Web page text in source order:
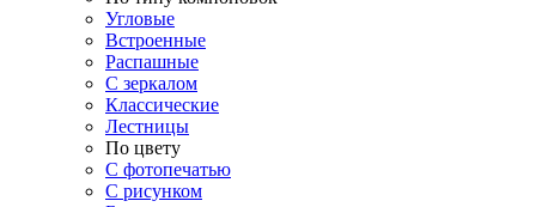
Угловые
Встроенные
Распашные
С зеркалом
Классические
Лестницы
По цвету
С фотопечатью
С рисунком